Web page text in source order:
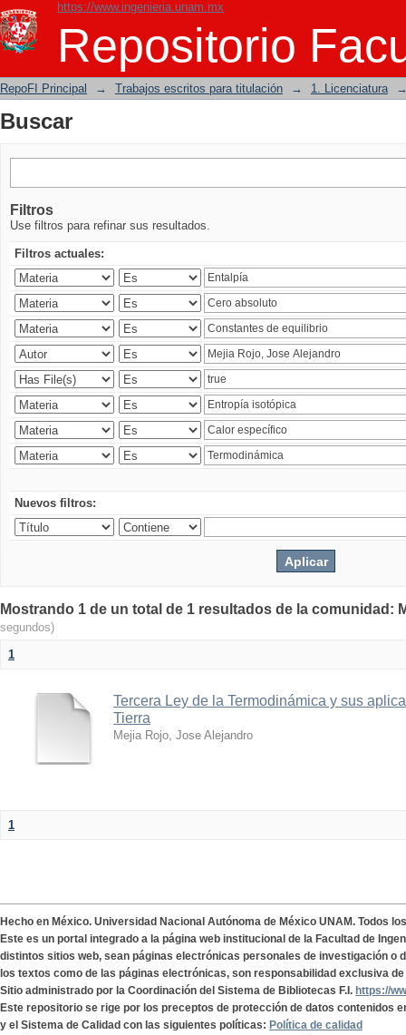
https://www.ingenieria.unam.mx
Repositorio
Buscar
RepoFI Principal → Trabajos escritos para titulación → 1. Licenciatura
Buscar
Filtros
Use filtros para refinar sus resultados.
Filtros actuales:
Nuevos filtros:
Mostrando 1 de un total de 1 resultados de la comunidad:
segundos)
1
Tercera Ley de la Termodinámica y sus
Tierra
Mejia Rojo, Jose Alejandro
1
Hecho en México. Universidad Nacional Autónoma de México UNAM. Todos
Este es un portal integrado a la página web institucional de la Facultad de
distintos sitios web, sean páginas electrónicas personales de investigación o
los textos como de las páginas electrónicas, son responsabilidad exclusiva
Sitio administrado por la Coordinación del Sistema de Bibliotecas F.I. https://
Este repositorio se rige por los preceptos de protección de datos contenidos
y el Sistema de Calidad con las siguientes políticas: Política de calidad